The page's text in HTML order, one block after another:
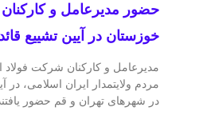
حضور مدیرعامل و
خوزستان در آیین تشییع
مدیرعامل و کارکنان شرکت فولاد
مردم ولایتمدار ایران اسلامی، در
در شهرهای تهران و قم حضور